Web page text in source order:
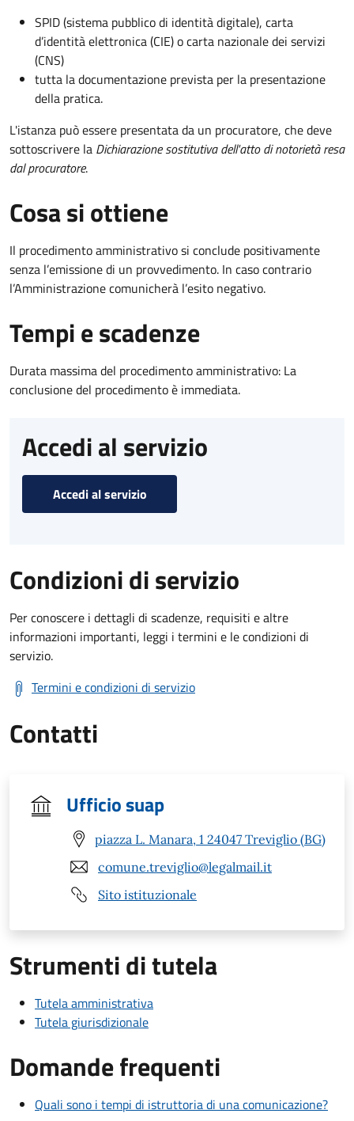
SPID (sistema pubblico di identità digitale), carta
d’identità elettronica (CIE) o carta nazionale dei servizi
(CNS)
tutta la documentazione prevista per la presentazione
della pratica.
L'istanza può essere presentata da un procuratore, che deve
sottoscrivere la Dichiarazione sostitutiva dell'atto di notorietà resa
dal procuratore.
Cosa si ottiene
Il procedimento amministrativo si conclude positivamente
senza l’emissione di un provvedimento. In caso contrario
l’Amministrazione comunicherà l’esito negativo.
Tempi e scadenze
Durata massima del procedimento amministrativo: La
conclusione del procedimento è immediata.
Accedi al servizio
Accedi al servizio
Condizioni di servizio
Per conoscere i dettagli di scadenze, requisiti e altre
informazioni importanti, leggi i termini e le condizioni di
servizio.
Termini e condizioni di servizio
Contatti
Ufficio suap
piazza L. Manara, 1 24047 Treviglio (BG)
comune.treviglio@legalmail.it
Sito istituzionale
Strumenti di tutela
Tutela amministrativa
Tutela giurisdizionale
Domande frequenti
Quali sono i tempi di istruttoria di una comunicazione?